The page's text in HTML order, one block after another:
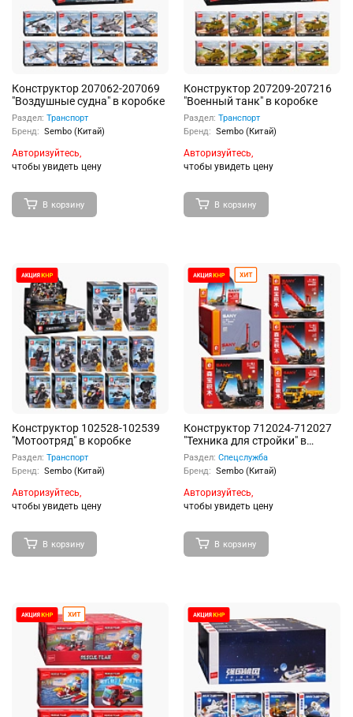
Конструктор 207062-207069
"Воздушные судна" в коробке
Раздел: Транспорт
Бренд: Sembo (Китай)
Авторизуйтесь,
чтобы увидеть цену
В корзину
Конструктор 207209-207216
"Военный танк" в коробке
Раздел: Транспорт
Бренд: Sembo (Китай)
Авторизуйтесь,
чтобы увидеть цену
В корзину
Конструктор 102528-102539
"Мотоотряд" в коробке
Раздел: Транспорт
Бренд: Sembo (Китай)
Авторизуйтесь,
чтобы увидеть цену
В корзину
Конструктор 712024-712027
"Техника для стройки" в
коробке
Раздел: Спецслужба
Бренд: Sembo (Китай)
Авторизуйтесь,
чтобы увидеть цену
В корзину